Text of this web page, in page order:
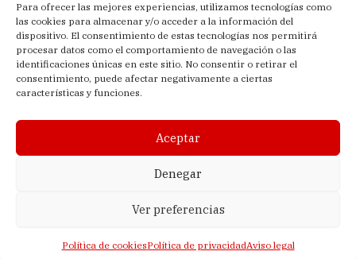
Para ofrecer las mejores experiencias, utilizamos tecnologías como
las cookies para almacenar y/o acceder a la información del
dispositivo. El consentimiento de estas tecnologías nos permitirá
procesar datos como el comportamiento de navegación o las
identificaciones únicas en este sitio. No consentir o retirar el
consentimiento, puede afectar negativamente a ciertas
características y funciones.
Aceptar
Denegar
Ver preferencias
Política de cookiesPolítica de privacidadAviso legal
Artículos
Semana Santa
Nosotros
Acerca de
Política de privacidad
Política de cookies (UE)
España) |Lagomedia Digital